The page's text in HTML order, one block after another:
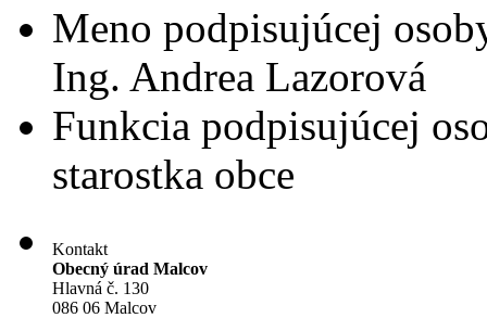
Meno podpisujúcej
Ing. Andrea Lazorová
Funkcia podpisujúcej
starostka obce
Kontakt
Obecný úrad Malcov
Hlavná č. 130
086 06 Malcov